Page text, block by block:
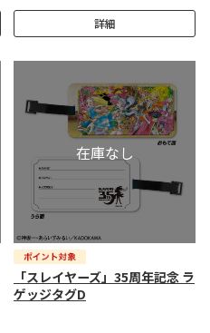
詳細
「スレイヤーズ」35周年記念 ラ
ゲッジタグD